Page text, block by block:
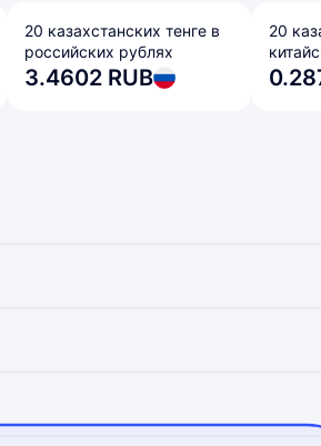
20 казахстанских тенге в
российских рублях
3.4602 RUB
20